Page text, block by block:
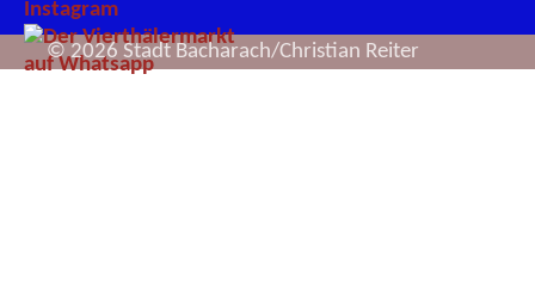
© 2026 Stadt Bacharach/Christian Reiter